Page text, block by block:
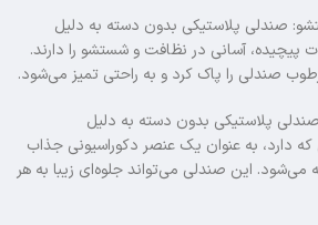
صندلی‌ پلاستیکی بدون دسته به دلیل
پیچیده، آسانی در نظافت و شستشو را دارند.
صندلی را پاک کرد و به راحتی تمیز می‌شود.
پلاستیکی بدون دسته به دلیل
دارد، به عنوان یک عنصر دکوراسیونی جذاب
این صندلی‌ می‌تواند جلوه‌ای زیبا به هر